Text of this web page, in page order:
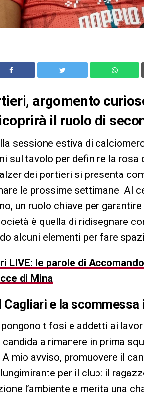
argomento
il ruolo di
sessione estiva di
sul tavolo per definire la rosa
dei portieri si presenta
le prossime settimane. Al
un ruolo chiave per
è quella di ridisegnare
alcuni elementi per fare
LIVE: le parole di
di Mina
Cagliari e la scommessa
tifosi e addetti ai
candida a rimanere in prima
mio avviso, promuovere il
per il club: il
l’ambiente e merita una